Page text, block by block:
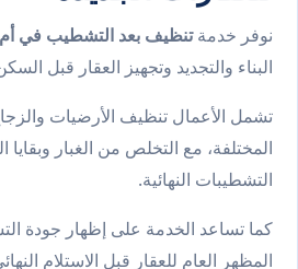
نوفر خدمةتنظيف بعد التشطيب في أم
البناء والتجديد وتجهيز العقار قبل
تشمل الأعمال تنظيف الأرضيات
المختلفة، مع التخلص من الغبار وبقايا
التشطيبات النهائية.
كما تساعد الخدمة على إظهار جودة
المظهر العام للعقار قبل الاستلام